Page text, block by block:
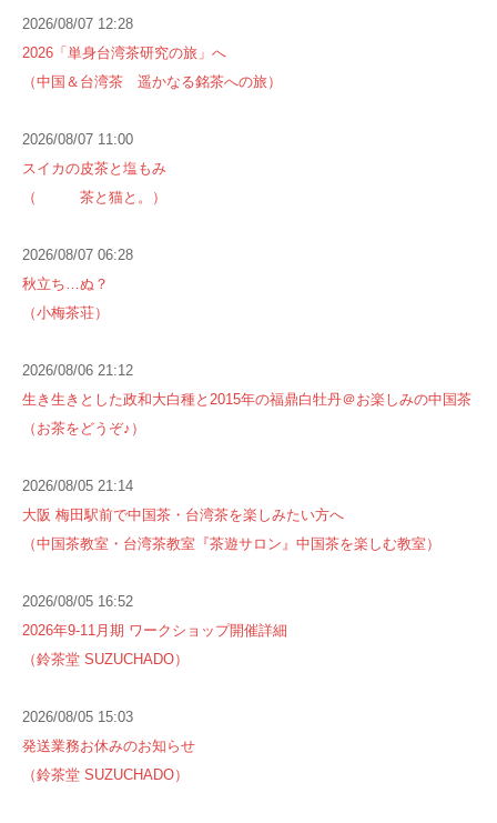
2026/08/07 12:28
2026「単身台湾茶研究の旅」へ
（中国＆台湾茶 遥かなる銘茶への旅）
2026/08/07 11:00
スイカの皮茶と塩もみ
（ 茶と猫と。）
2026/08/07 06:28
秋立ち…ぬ？
（小梅茶荘）
2026/08/06 21:12
生き生きとした政和大白種と2015年の福鼎白牡丹＠お楽しみの中国茶
（お茶をどうぞ♪）
2026/08/05 21:14
大阪 梅田駅前で中国茶・台湾茶を楽しみたい方へ
（中国茶教室・台湾茶教室『茶遊サロン』中国茶を楽しむ教室）
2026/08/05 16:52
2026年9-11月期 ワークショップ開催詳細
（鈴茶堂 SUZUCHADO）
2026/08/05 15:03
発送業務お休みのお知らせ
（鈴茶堂 SUZUCHADO）